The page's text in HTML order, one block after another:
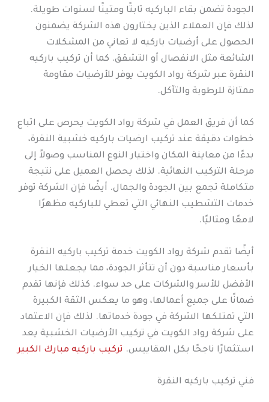
الجودة تضمن بقاء الباركيه ثابتًا ومتينًا لسنوات طويلة.
لذلك فإن العملاء الذين يختارون هذه الشركة يضمنون
الحصول على أرضيات باركيه لا تعاني من المشكلات
الشائعة مثل الانفصال أو التشقق. كما أن تركيب باركيه
النقرة عبر شركة رواد الكويت يوفر للأرضيات مقاومة
ممتازة للرطوبة والتآكل.
كما أن فريق العمل في شركة رواد الكويت يحرص على اتباع
خطوات دقيقة عند تركيب ارضيات باركيه خشبية النقرة،
بدءًا من معاينة المكان واختيار النوع المناسب وصولاً إلى
مرحلة التركيب النهائية. لذلك يحصل العميل على نتيجة
متكاملة تجمع بين الجودة والجمال. أيضًا فإن الشركة توفر
خدمات التشطيب النهائي التي تعطي للباركيه مظهرًا
لامعًا ومثاليًا.
أيضًا تقدم شركة رواد الكويت خدمة تركيب باركيه النقرة
بأسعار مناسبة دون أن تتأثر الجودة، مما يجعلها الخيار
الأفضل للأسر والشركات على حد سواء. كذلك فإنها تقدم
ضمانًا على جميع أعمالها، وهو ما يعكس الثقة الكبيرة
التي تمتلكها الشركة في جودة خدماتها. لذلك فإن الاعتماد
على شركة رواد الكويت في تركيب الأرضيات الخشبية يعد
استثمارًا ناجحًا بكل المقاييس. تركيب باركيه مبارك الكبير
فني تركيب باركيه النقرة